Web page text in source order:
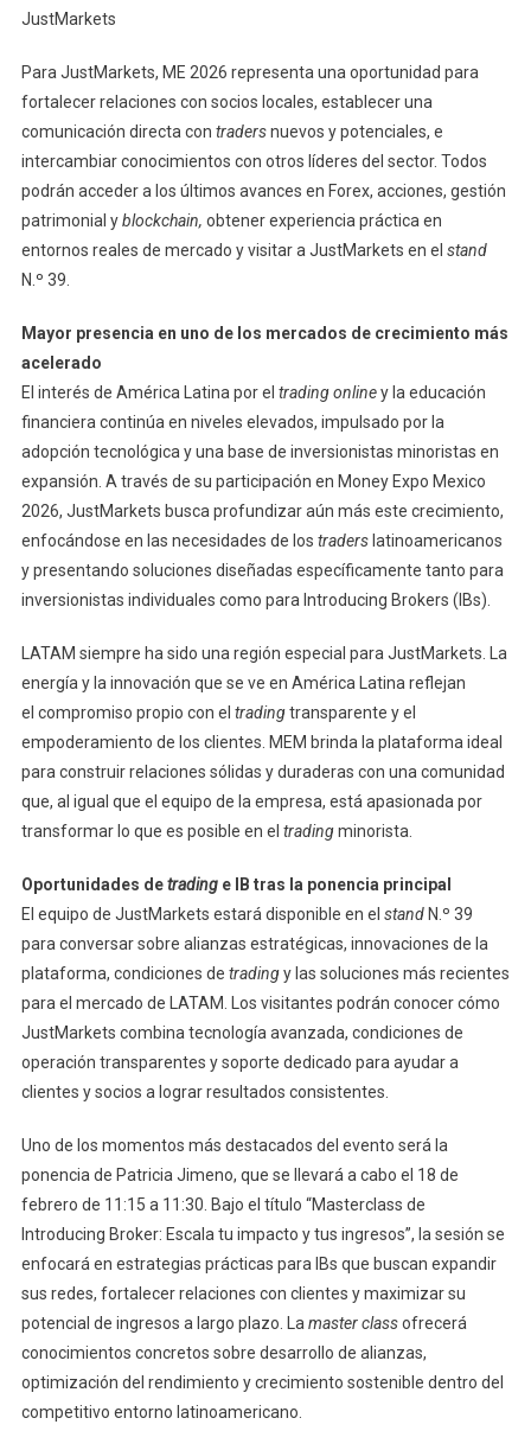
JustMarkets
Para JustMarkets, ME 2026 representa una oportunidad para
fortalecer relaciones con socios locales, establecer una
comunicación directa con tradersnuevos y potenciales, e
intercambiar conocimientos con otros líderes del sector. Todos
podrán acceder a los últimos avances en Forex, acciones, gestión
patrimonial yblockchain, obtener experiencia práctica en
entornos reales de mercado y visitar a JustMarkets en el stand
N.º 39.
Mayor presencia en uno de los mercados de crecimiento más
acelerado
El interés de América Latina por el trading onliney la educación
financiera continúa en niveles elevados, impulsado por la
adopción tecnológica y una base de inversionistas minoristas en
expansión. A través de su participación en Money Expo Mexico
2026, JustMarkets busca profundizar aún más este crecimiento,
enfocándose en las necesidades de los traderslatinoamericanos
y presentando soluciones diseñadas específicamente tanto para
inversionistas individuales como para Introducing Brokers (IBs).
LATAM siempre ha sido una región especial para JustMarkets. La
energía y la innovación que se ve en América Latina reflejan
el compromiso propio con el tradingtransparente y el
empoderamiento de los clientes. MEM brinda la plataforma ideal
para construir relaciones sólidas y duraderas con una comunidad
que, al igual que el equipo de la empresa, está apasionada por
transformar lo que es posible en el tradingminorista.
Oportunidades detradinge IB tras la ponencia principal
El equipo de JustMarkets estará disponible en el standN.º 39
para conversar sobre alianzas estratégicas, innovaciones de la
plataforma, condiciones de tradingy las soluciones más recientes
para el mercado de LATAM. Los visitantes podrán conocer cómo
JustMarkets combina tecnología avanzada, condiciones de
operación transparentes y soporte dedicado para ayudar a
clientes y socios a lograr resultados consistentes.
Uno de los momentos más destacados del evento será la
ponencia de Patricia Jimeno, que se llevará a cabo el 18 de
febrero de 11:15 a 11:30. Bajo el título “Masterclass de
Introducing Broker: Escala tu impacto y tus ingresos”, la sesión se
enfocará en estrategias prácticas para IBs que buscan expandir
sus redes, fortalecer relaciones con clientes y maximizar su
potencial de ingresos a largo plazo. La master classofrecerá
conocimientos concretos sobre desarrollo de alianzas,
optimización del rendimiento y crecimiento sostenible dentro del
competitivo entorno latinoamericano.